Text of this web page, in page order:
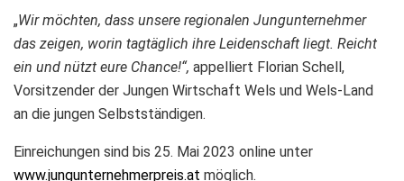
„Wir möchten, dass unsere regionalen Jungunternehmer
das zeigen, worin tagtäglich ihre Leidenschaft liegt. Reicht
ein und nützt eure Chance!“, appelliert Florian Schell,
Vorsitzender der Jungen Wirtschaft Wels und Wels-Land
an die jungen Selbstständigen.
Einreichungen sind bis 25. Mai 2023 online unter
www.jungunternehmerpreis.at möglich.